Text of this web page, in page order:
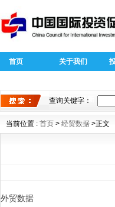
首页 关于我们
投资专题 资新趋势新
特征
查询关键字：
当前位置 : 首页 > 经贸数据 >正文
外贸数据